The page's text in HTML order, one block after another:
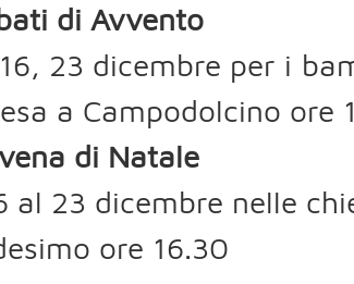
di Avvento
23 dicembre per i
a Campodolcino ore
di Natale
al 23 dicembre nelle
ore 16.30